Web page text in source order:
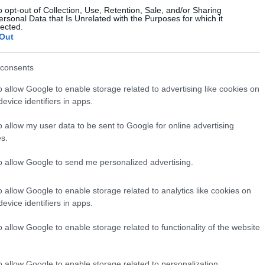
opt-out of Collection, Use, Retention, Sale, and/or Sharing
Data that Is Unrelated with the Purposes for which it
allow Google to enable storage related to advertising like cookies on
identifiers in apps.
allow my user data to be sent to Google for online advertising
allow Google to send me personalized advertising.
allow Google to enable storage related to analytics like cookies on
identifiers in apps.
allow Google to enable storage related to functionality of the website
ovverosia attraverso la conquista di
nazioni. Le mire trumpiane sulla
come quelle sul Canada e sul canale di
russo-ucraina in cui Mosca ha
ucraino e le ha annesse alla
cinese verso Taiwan, prossimo
mondo.La Cina continua imperterrita a
Perché? Perché riaprire centrali a
Forse in preparazione ad
i relativi shock energetici.
conferma che il mondo ormai è diviso
garantita attraverso la forza, non
la “piccola invasione” americana del